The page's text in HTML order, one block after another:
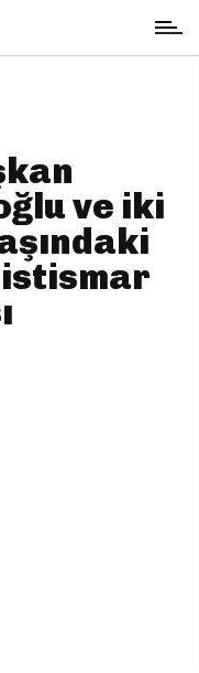
ve iki
istismar